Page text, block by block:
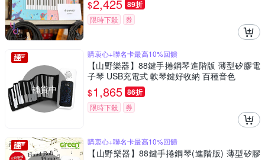
$2,425 89折
限時下殺 券
補貨中
購衷心+聯名卡最高10%回饋
【山野樂器】88鍵手捲鋼琴進階版 薄型矽膠電
子琴 USB充電式 軟琴鍵好收納 百種音色
$1,865 86折
限時下殺 券
購衷心+聯名卡最高10%回饋
【山野樂器】88鍵手捲鋼琴(進階版) 薄型矽膠